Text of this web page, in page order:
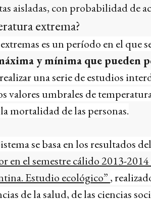
aisladas, con probabilidad de
extrema?
es un período en el que
y mínima que pueden
una serie de estudios
valores umbrales de
mortalidad de las personas.
se basa en los resultados
en el semestre cálido 2013-
Estudio ecológico” ,
de la salud, de las ciencias